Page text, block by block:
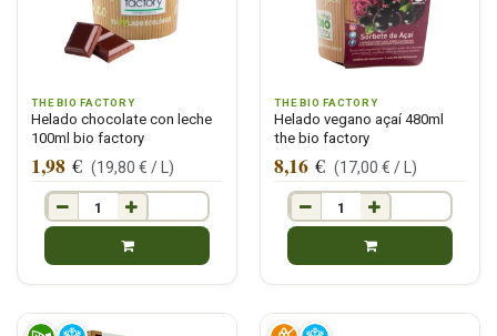
THE BIO FACTORY
Helado chocolate con leche
100ml bio factory
1,98 € (19,80 € / )
THE BIO FACTORY
Helado vegano açaí 480ml
the bio factory
8,16 € (17,00 € / )